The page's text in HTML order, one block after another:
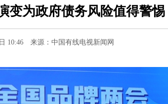
变为政府债务风险值得警惕
10:46 来源：中国有线电视新闻网